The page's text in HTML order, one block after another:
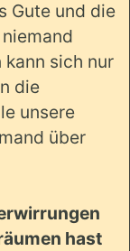
Gute und die
kann sich nur
die
unsere
über
hast